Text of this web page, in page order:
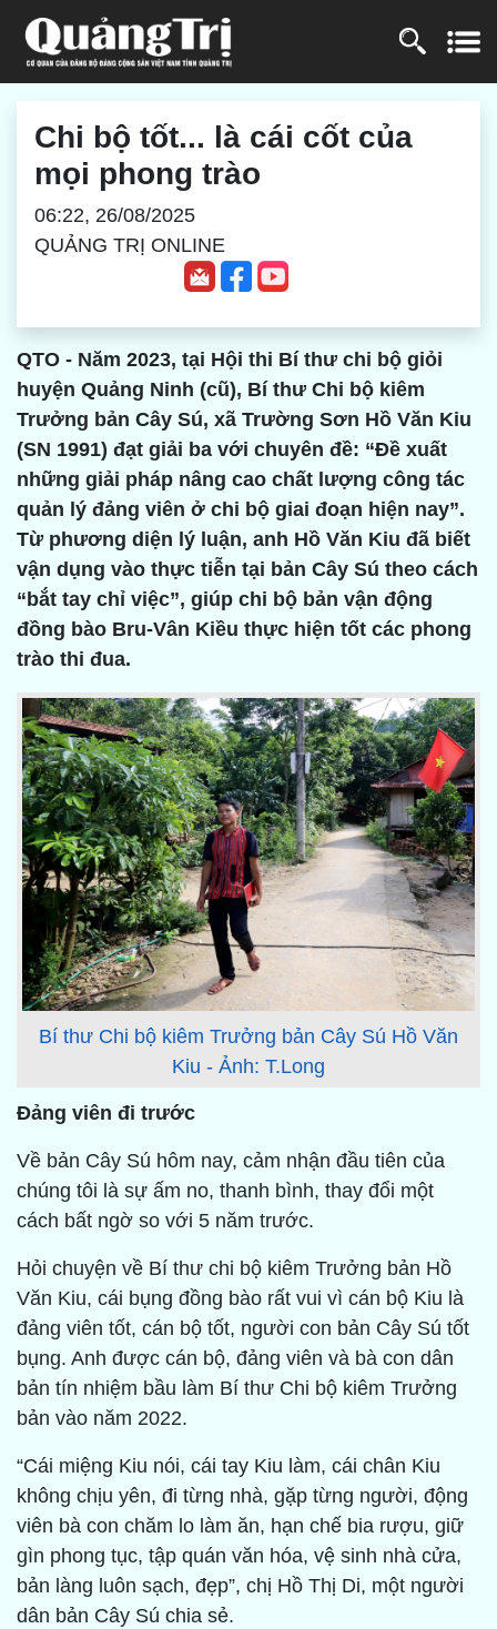
Chi bộ tốt... là cái cốt của
mọi phong trào
06:22, 26/08/2025
QUẢNG TRỊ ONLINE
QTO - Năm 2023, tại Hội thi Bí thư chi bộ giỏi
huyện Quảng Ninh (cũ), Bí thư Chi bộ kiêm
Trưởng bản Cây Sú, xã Trường Sơn Hồ Văn Kiu
(SN 1991) đạt giải ba với chuyên đề: “Đề xuất
những giải pháp nâng cao chất lượng công tác
quản lý đảng viên ở chi bộ giai đoạn hiện nay”.
Từ phương diện lý luận, anh Hồ Văn Kiu đã biết
vận dụng vào thực tiễn tại bản Cây Sú theo cách
“bắt tay chỉ việc”, giúp chi bộ bản vận động
đồng bào Bru-Vân Kiều thực hiện tốt các phong
trào thi đua.
Bí thư Chi bộ kiêm Trưởng bản Cây Sú Hồ Văn
Kiu - Ảnh: T.Long
Đảng viên đi trước
Về bản Cây Sú hôm nay, cảm nhận đầu tiên của
chúng tôi là sự ấm no, thanh bình, thay đổi một
cách bất ngờ so với 5 năm trước.
Hỏi chuyện về Bí thư chi bộ kiêm Trưởng bản Hồ
Văn Kiu, cái bụng đồng bào rất vui vì cán bộ Kiu là
đảng viên tốt, cán bộ tốt, người con bản Cây Sú tốt
bụng. Anh được cán bộ, đảng viên và bà con dân
bản tín nhiệm bầu làm Bí thư Chi bộ kiêm Trưởng
bản vào năm 2022.
“Cái miệng Kiu nói, cái tay Kiu làm, cái chân Kiu
không chịu yên, đi từng nhà, gặp từng người, động
viên bà con chăm lo làm ăn, hạn chế bia rượu, giữ
gìn phong tục, tập quán văn hóa, vệ sinh nhà cửa,
bản làng luôn sạch, đẹp”, chị Hồ Thị Di, một người
dân bản Cây Sú chia sẻ.